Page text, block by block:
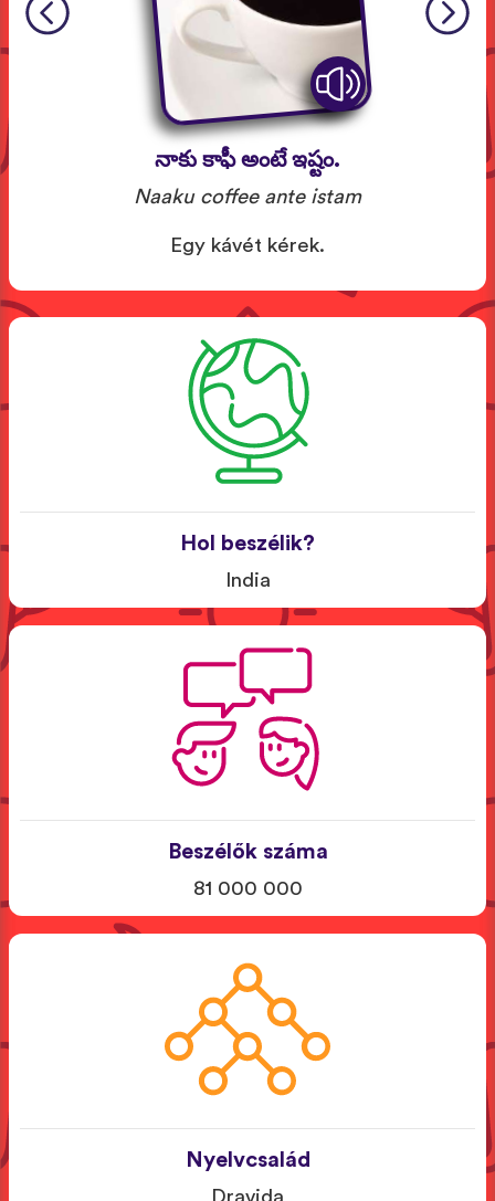
నాకు కాఫీ అంటే ఇష్టం.
Naaku coffee ante istam
Egy kávét kérek.
Hol beszélik?
India
Beszélők száma
81 000 000
Nyelvcsalád